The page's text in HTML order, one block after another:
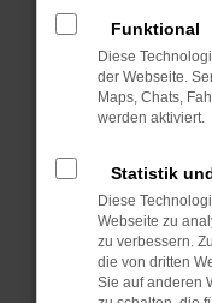
Starte dein
Das kann
Probleme zu
sind.
Veraltete
führen, dass
unterstützt
Funktional
Diese
der Webseite.
Maps, Chats,
werden aktiviert.
Statistik
Diese
Webseite zu
zu verbessern.
die von dritten
Sie auf anderen